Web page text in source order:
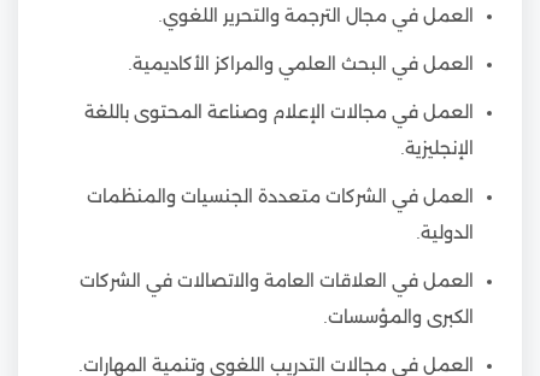
العمل في مجال الترجمة والتحرير اللغوي.
العمل في البحث العلمي والمراكز الأكاديمية.
العمل في مجالات الإعلام وصناعة المحتوى باللغة
الإنجليزية.
العمل في الشركات متعددة الجنسيات والمنظمات
الدولية.
العمل في العلاقات العامة والاتصالات في الشركات
الكبرى والمؤسسات.
العمل في مجالات التدريب اللغوي وتنمية المهارات.